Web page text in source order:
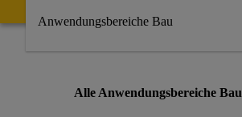
Anwendungsbereiche Bau
Alle Anwendungsbereiche Bau